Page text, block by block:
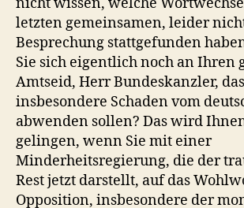
letzten gemeinsamen, leider
Besprechung stattgefunden
Sie sich eigentlich noch an Ihren
Amtseid, Herr Bundeskanzler,
insbesondere Schaden vom
abwenden sollen? Das wird
gelingen, wenn Sie mit einer
Minderheitsregierung, die der
Rest jetzt darstellt, auf das
Opposition, insbesondere der